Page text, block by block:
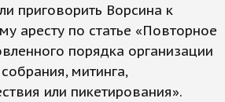
приговорить Ворсина к
аресту по статье «Повторное
порядка организации
митинга,
или пикетирования».